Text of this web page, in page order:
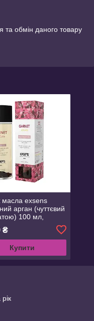
обмін даного товару
exsens
арган (чуттєвий
100 мл,
₴
Купити